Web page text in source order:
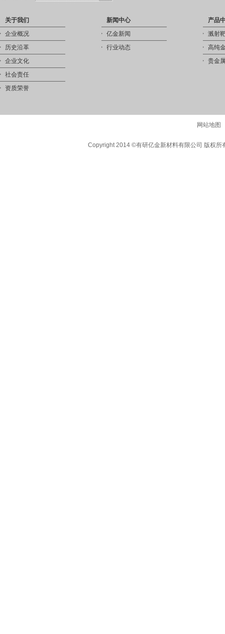
关于我们
企业概况
历史沿革
企业文化
社会责任
资质荣誉
新闻中心
亿金新闻
行业动态
产品
溅射
高纯
贵金
网站地图
Copyright 2014 ©有研亿金新材料有限公司 版权所